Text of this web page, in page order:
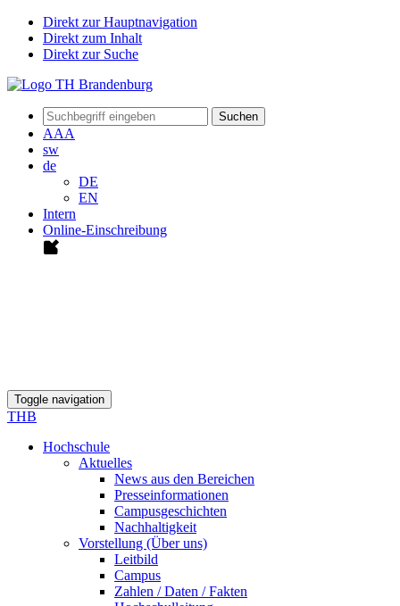
Direkt zur Hauptnavigation
Direkt zum Inhalt
Direkt zur Suche
Suchen
AAA
sw
de
DE
EN
Intern
Online-Einschreibung
Toggle navigation
THB
Hochschule
Aktuelles
News aus den Bereichen
Presseinformationen
Campusgeschichten
Nachhaltigkeit
Vorstellung (Über uns)
Leitbild
Campus
Zahlen / Daten / Fakten